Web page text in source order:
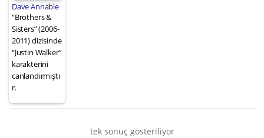
Dave Annable
“Brothers &
Sisters” (2006-
2011) dizisinde
“Justin Walker”
karakterini
canlandırmıştı
r.
tek sonuç gösteriliyor